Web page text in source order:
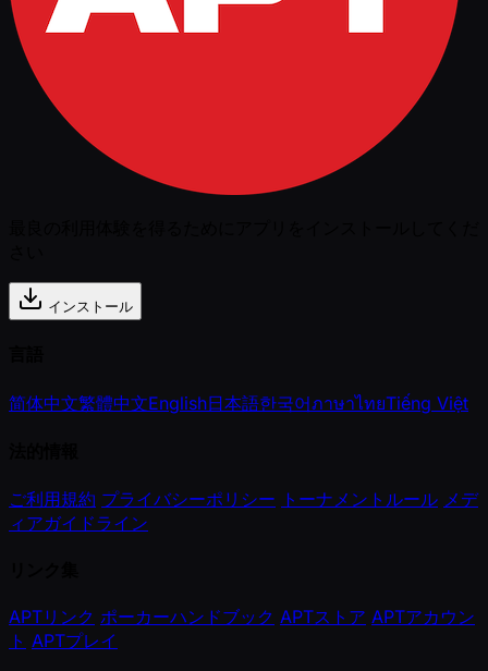
インストール
简体中文繁體中文English日本語한국어ภาษาไทยTiếng Việt
ご利用規約 プライバシーポリシー トーナメントルール メデ
ィアガイドライン
APTリンク ポーカーハンドブック APTストア APTアカウン
ト APTプレイ